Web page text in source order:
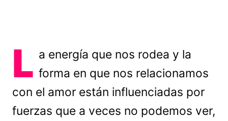
L a energía que nos rodea y la
forma en que nos relacionamos
con el amor están influenciadas por
fuerzas que a veces no podemos ver,